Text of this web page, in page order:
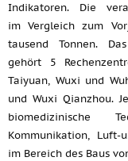
Indikatoren. Die
im Vergleich zum
tausend Tonnen.
gehört 5
Taiyuan, Wuxi und
und Wuxi Qianzhou.
biomedizinische
Kommunikation, Luft-
im Bereich des Baus